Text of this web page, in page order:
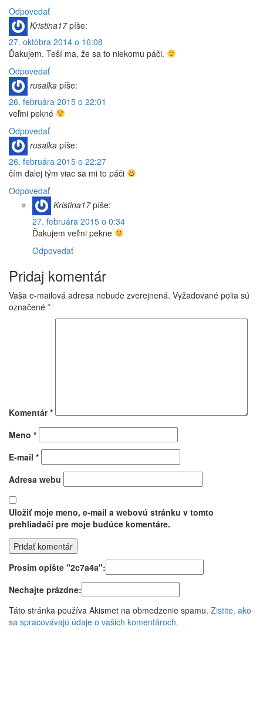
Odpovedať
Kristina17 píše:
27. októbra 2014 o 16:08
Ďakujem. Teší ma, že sa to niekomu páči.
Odpovedať
rusalka píše:
26. februára 2015 o 22:01
veľmi pekné
Odpovedať
rusalka píše:
26. februára 2015 o 22:27
čím dalej tým viac sa mi to páči
Odpovedať
Kristina17 píše:
27. februára 2015 o 0:34
Ďakujem veľmi pekne
Odpovedať
Pridaj komentár
Vaša e-mailová adresa nebude zverejnená. Vyžadované polia sú
označené *
Komentár*
Meno *
E-mail *
Adresa webu
Uložiť moje meno, e-mail a webovú stránku v tomto
prehliadači pre moje budúce komentáre.
Prosím opíšte "2c7a4a":
Nechajte prázdne:
Táto stránka používa Akismet na obmedzenie spamu. Zistite, ako
sa spracovávajú údaje o vašich komentároch.